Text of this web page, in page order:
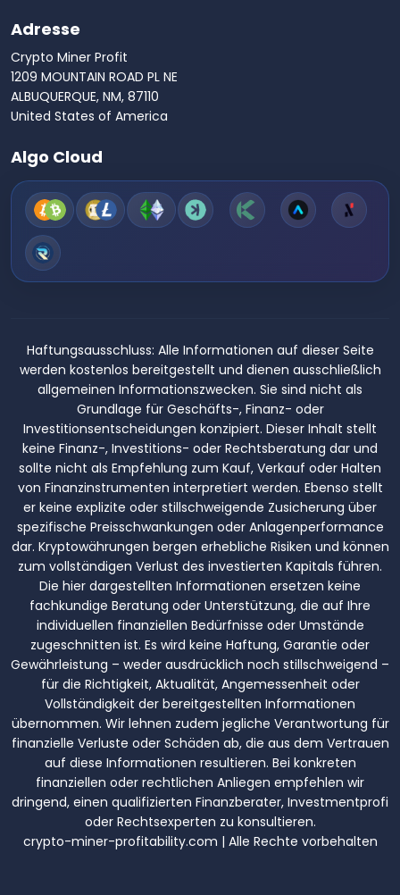
Adresse
Crypto Miner Profit
1209 MOUNTAIN ROAD PL NE
ALBUQUERQUE, NM, 87110
United States of America
Algo Cloud
Haftungsausschluss: Alle Informationen auf dieser Seite
werden kostenlos bereitgestellt und dienen ausschließlich
allgemeinen Informationszwecken. Sie sind nicht als
Grundlage für Geschäfts-, Finanz- oder
Investitionsentscheidungen konzipiert. Dieser Inhalt stellt
keine Finanz-, Investitions- oder Rechtsberatung dar und
sollte nicht als Empfehlung zum Kauf, Verkauf oder Halten
von Finanzinstrumenten interpretiert werden. Ebenso stellt
er keine explizite oder stillschweigende Zusicherung über
spezifische Preisschwankungen oder Anlagenperformance
dar. Kryptowährungen bergen erhebliche Risiken und können
zum vollständigen Verlust des investierten Kapitals führen.
Die hier dargestellten Informationen ersetzen keine
fachkundige Beratung oder Unterstützung, die auf Ihre
individuellen finanziellen Bedürfnisse oder Umstände
zugeschnitten ist. Es wird keine Haftung, Garantie oder
Gewährleistung – weder ausdrücklich noch stillschweigend –
für die Richtigkeit, Aktualität, Angemessenheit oder
Vollständigkeit der bereitgestellten Informationen
übernommen. Wir lehnen zudem jegliche Verantwortung für
finanzielle Verluste oder Schäden ab, die aus dem Vertrauen
auf diese Informationen resultieren. Bei konkreten
finanziellen oder rechtlichen Anliegen empfehlen wir
dringend, einen qualifizierten Finanzberater, Investmentprofi
oder Rechtsexperten zu konsultieren.
crypto-miner-profitability.com | Alle Rechte vorbehalten